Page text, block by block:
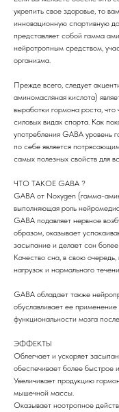
укрепить свое здоровье, то
инновационную спортивную
представляет собой гамма
нейротропным средством,
организма.
Прежде всего, следует
аминомасляная кислота)
выработки гормона роста,
силовых видах спорта. Как
употребления GABA уровень
по себе является
самых полезных свойств для
ЧТО ТАКОЕ GABA ?
GABA от Noxygen (гамма-
выполняющая роль
GABA подавляет нервное
образом, оказывает
засыпание и делает сон
Качество сна, в свою
нагрузок и нормального
GABA обладает также
обуславливает ее
функциональности мозга
ЭФФЕКТЫ
Облегчает и ускоряет
обеспечивает более быстрое
Увеличивает продукцию
мышечной массы.
Оказывает ноотропное